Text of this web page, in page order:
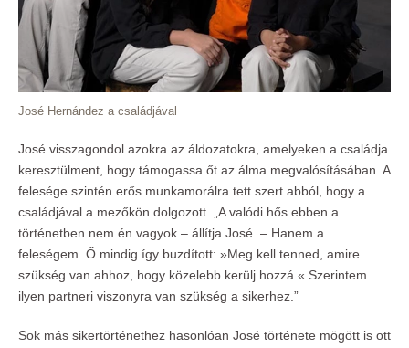
José Hernández a családjával
José visszagondol azokra az áldozatokra, amelyeken a családja
keresztülment, hogy támogassa őt az álma megvalósításában. A
felesége szintén erős munkamorálra tett szert abból, hogy a
családjával a mezőkön dolgozott. „A valódi hős ebben a
történetben nem én vagyok – állítja José. – Hanem a
feleségem. Ő mindig így buzdított: »Meg kell tenned, amire
szükség van ahhoz, hogy közelebb kerülj hozzá.« Szerintem
ilyen partneri viszonyra van szükség a sikerhez.”
Sok más sikertörténethez hasonlóan José története mögött is ott